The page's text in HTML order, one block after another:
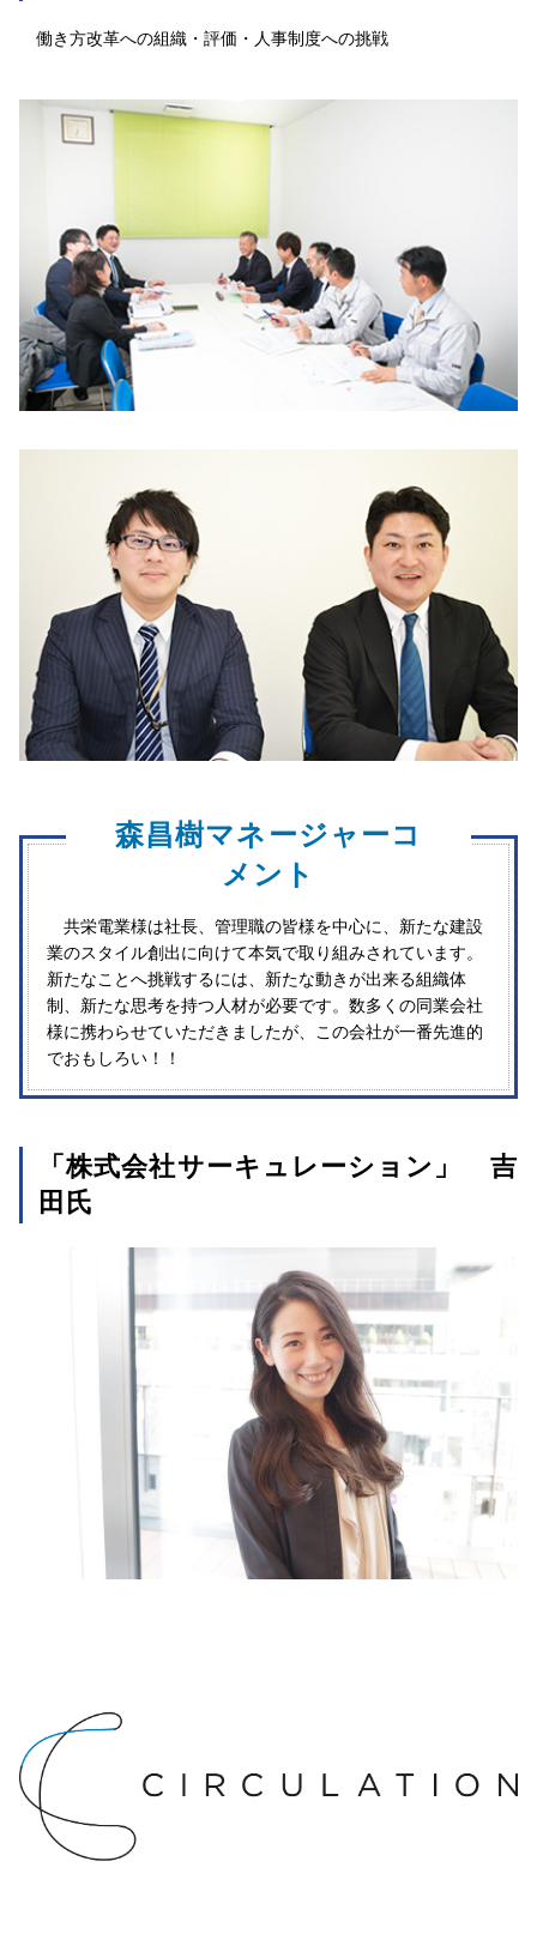
働き方改革への組織・評価・人事制度への挑戦
森昌樹マネージャーコ
メント
共栄電業様は社長、管理職の皆様を中心に、新たな建設
業のスタイル創出に向けて本気で取り組みされています。
新たなことへ挑戦するには、新たな動きが出来る組織体
制、新たな思考を持つ人材が必要です。数多くの同業会社
様に携わらせていただきましたが、この会社が一番先進的
でおもしろい！！
「株式会社サーキュレーション」 吉
田氏